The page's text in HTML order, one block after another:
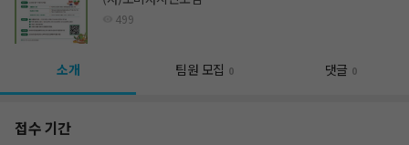
499
소개 팀원 모집 0 댓글 0
접수 기간